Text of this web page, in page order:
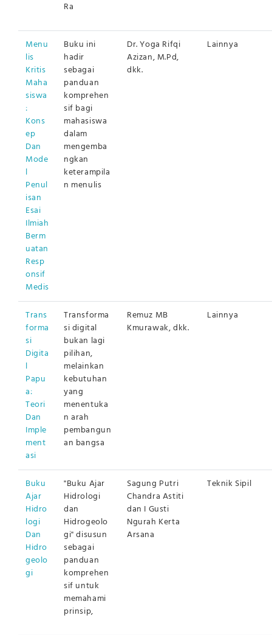
Ra
Menu
lis
Kritis
Maha
siswa
:
Kons
ep
Dan
Mode
l
Penul
isan
Esai
Ilmiah
Berm
uatan
Resp
onsif
Medis
Buku ini
hadir
sebagai
panduan
komprehen
sif bagi
mahasiswa
dalam
mengemba
ngkan
keterampila
n menulis
Dr. Yoga Rifqi
Azizan, M.Pd,
dkk.
Lainnya
Trans
forma
si
Digita
l
Papu
a:
Teori
Dan
Imple
ment
asi
Transforma
si digital
bukan lagi
pilihan,
melainkan
kebutuhan
yang
menentuka
n arah
pembangun
an bangsa
Remuz MB
Kmurawak, dkk.
Lainnya
Buku
Ajar
Hidro
logi
Dan
Hidro
geolo
gi
"Buku Ajar
Hidrologi
dan
Hidrogeolo
gi" disusun
sebagai
panduan
komprehen
sif untuk
memahami
prinsip,
Sagung Putri
Chandra Astiti
dan I Gusti
Ngurah Kerta
Arsana
Teknik Sipil